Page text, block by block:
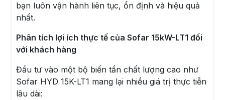
bạn luôn vận hành liên tục, ổn định và hiệu quả
nhất.
Phân tích lợi ích thực tế của Sofar 15kW-LT1 đối
với khách hàng
Đầu tư vào một bộ biến tần chất lượng cao như
Sofar HYD 15K-LT1 mang lại nhiều giá trị thực tiễn
lâu dài: